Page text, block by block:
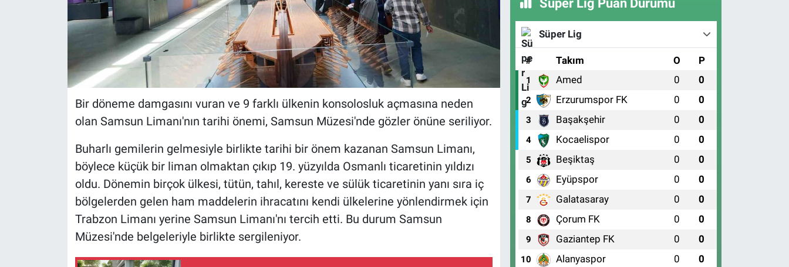
Bir döneme damgasını vuran ve 9 farklı ülkenin konsolosluk açmasına neden
olan Samsun Limanı'nın tarihi önemi, Samsun Müzesi'nde gözler önüne seriliyor.
Buharlı gemilerin gelmesiyle birlikte tarihi bir önem kazanan Samsun Limanı,
böylece küçük bir liman olmaktan çıkıp 19. yüzyılda Osmanlı ticaretinin yıldızı
oldu. Dönemin birçok ülkesi, tütün, tahıl, kereste ve sülük ticaretinin yanı sıra iç
bölgelerden gelen ham maddelerin ihracatını kendi ülkelerine yönlendirmek için
Trabzon Limanı yerine Samsun Limanı'nı tercih etti. Bu durum Samsun
Müzesi'nde belgeleriyle birlikte sergileniyor.
Süper Lig Puan Durumu
Süper Lig
# Takım O P
1 Amed 0 0
2 Erzurumspor FK 0 0
3 Başakşehir 0 0
4 Kocaelispor 0 0
5 Beşiktaş 0 0
6 Eyüpspor 0 0
7 Galatasaray 0 0
8 Çorum FK 0 0
9 Gaziantep FK 0 0
10 Alanyaspor 0 0